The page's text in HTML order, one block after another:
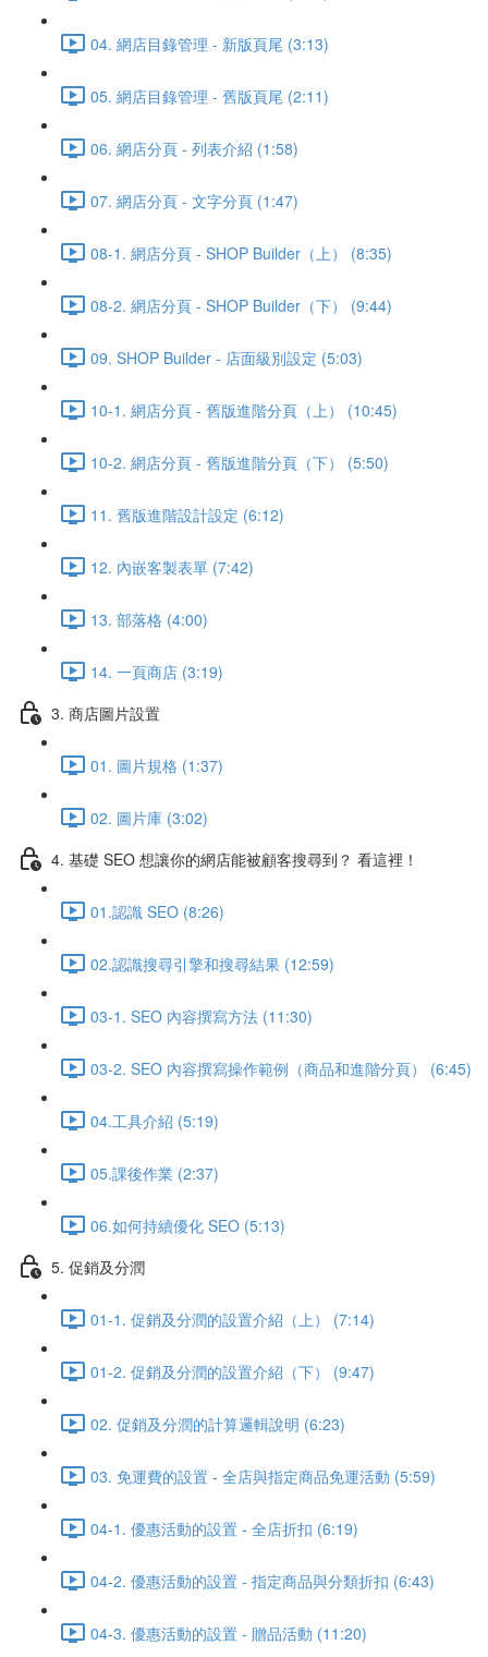
04. 網店目錄管理 - 新版頁尾 (3:13)
05. 網店目錄管理 - 舊版頁尾 (2:11)
06. 網店分頁 - 列表介紹 (1:58)
07. 網店分頁 - 文字分頁 (1:47)
08-1. 網店分頁 - SHOP Builder（上） (8:35)
08-2. 網店分頁 - SHOP Builder（下） (9:44)
09. SHOP Builder - 店面級別設定 (5:03)
10-1. 網店分頁 - 舊版進階分頁（上） (10:45)
10-2. 網店分頁 - 舊版進階分頁（下） (5:50)
11. 舊版進階設計設定 (6:12)
12. 內嵌客製表單 (7:42)
13. 部落格 (4:00)
14. 一頁商店 (3:19)
3. 商店圖片設置
01. 圖片規格 (1:37)
02. 圖片庫 (3:02)
4. 基礎 SEO 想讓你的網店能被顧客搜尋到？ 看這裡！
01.認識 SEO (8:26)
02.認識搜尋引擎和搜尋結果 (12:59)
03-1. SEO 內容撰寫方法 (11:30)
03-2. SEO 內容撰寫操作範例（商品和進階分頁） (6:45)
04.工具介紹 (5:19)
05.課後作業 (2:37)
06.如何持續優化 SEO (5:13)
5. 促銷及分潤
01-1. 促銷及分潤的設置介紹（上） (7:14)
01-2. 促銷及分潤的設置介紹（下） (9:47)
02. 促銷及分潤的計算邏輯說明 (6:23)
03. 免運費的設置 - 全店與指定商品免運活動 (5:59)
04-1. 優惠活動的設置 - 全店折扣 (6:19)
04-2. 優惠活動的設置 - 指定商品與分類折扣 (6:43)
04-3. 優惠活動的設置 - 贈品活動 (11:20)